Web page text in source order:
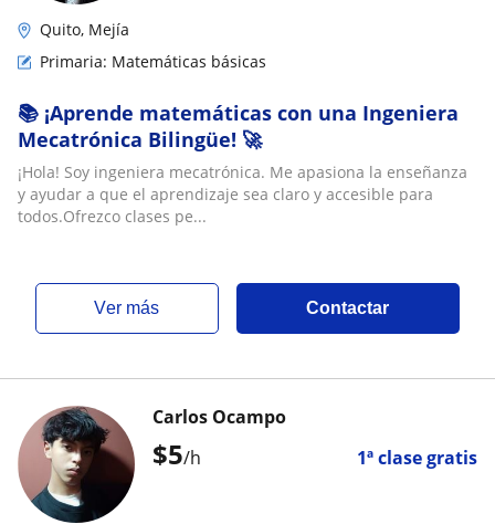
Quito, Mejía
Primaria: Matemáticas básicas
📚 ¡Aprende matemáticas con una Ingeniera
Mecatrónica Bilingüe! 🚀
¡Hola! Soy ingeniera mecatrónica. Me apasiona la enseñanza
y ayudar a que el aprendizaje sea claro y accesible para
todos.Ofrezco clases pe...
ver más Contactar
$5/h 1ª clase gratis
Carlos Ocampo